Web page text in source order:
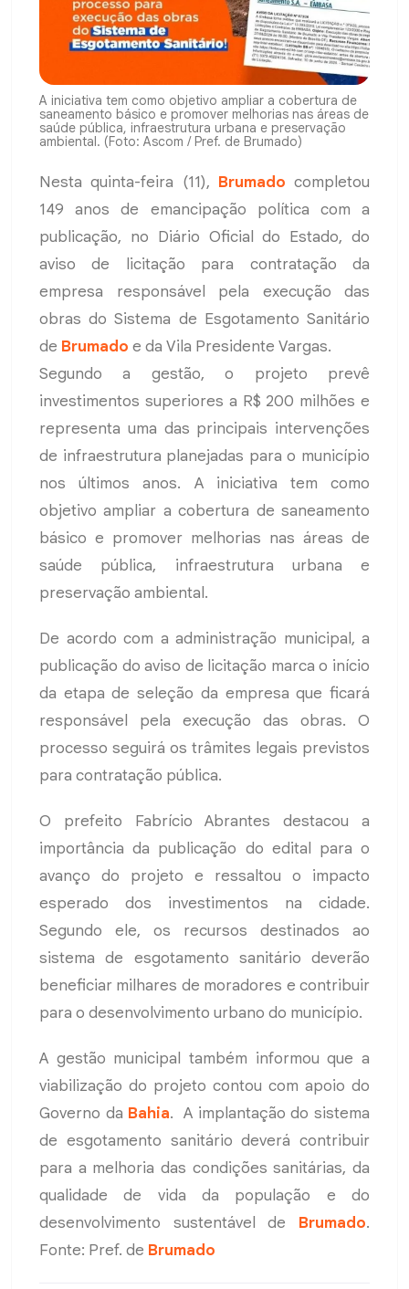
A iniciativa tem como objetivo ampliar a cobertura de
saneamento básico e promover melhorias nas áreas de
saúde pública, infraestrutura urbana e preservação
ambiental. (Foto: Ascom / Pref. de Brumado)
Nesta quinta-feira (11), Brumado completou
149 anos de emancipação política com a
publicação, no Diário Oficial do Estado, do
aviso de licitação para contratação da
empresa responsável pela execução das
obras do Sistema de Esgotamento Sanitário
de Brumado e da Vila Presidente Vargas.
Segundo a gestão, o projeto prevê
investimentos superiores a R$ 200 milhões e
representa uma das principais intervenções
de infraestrutura planejadas para o município
nos últimos anos. A iniciativa tem como
objetivo ampliar a cobertura de saneamento
básico e promover melhorias nas áreas de
saúde pública, infraestrutura urbana e
preservação ambiental.
De acordo com a administração municipal, a
publicação do aviso de licitação marca o início
da etapa de seleção da empresa que ficará
responsável pela execução das obras. O
processo seguirá os trâmites legais previstos
para contratação pública.
O prefeito Fabrício Abrantes destacou a
importância da publicação do edital para o
avanço do projeto e ressaltou o impacto
esperado dos investimentos na cidade.
Segundo ele, os recursos destinados ao
sistema de esgotamento sanitário deverão
beneficiar milhares de moradores e contribuir
para o desenvolvimento urbano do município.
A gestão municipal também informou que a
viabilização do projeto contou com apoio do
Governo da Bahia. A implantação do sistema
de esgotamento sanitário deverá contribuir
para a melhoria das condições sanitárias, da
qualidade de vida da população e do
desenvolvimento sustentável de Brumado.
Fonte: Pref. de Brumado